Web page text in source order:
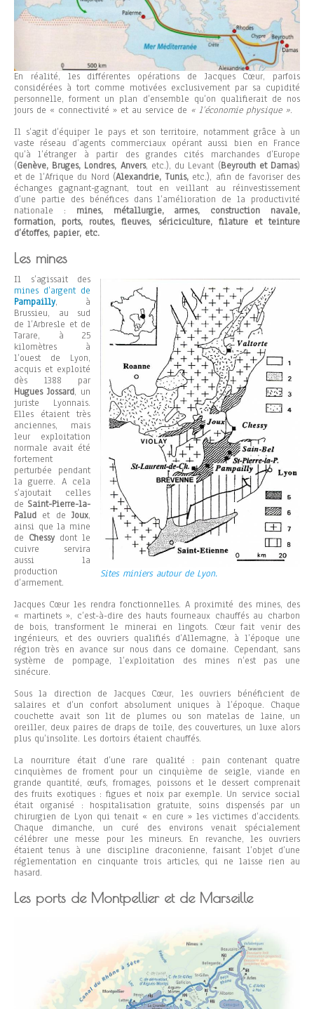
En réalité, les différentes opérations de Jacques Cœur, parfois
considérées à tort comme motivées exclusivement par sa cupidité
personnelle, forment un plan d’ensemble qu’on qualifierait de nos
jours de « connectivité » et au service de « l’économie physique ».
Il s’agit d’équiper le pays et son territoire, notamment grâce à un
vaste réseau d’agents commerciaux opérant aussi bien en France
qu’à l’étranger à partir des grandes cités marchandes d’Europe
(Genève, Bruges, Londres, Anvers, etc.), du Levant (Beyrouth et Damas)
et de l’Afrique du Nord (Alexandrie, Tunis,etc.), afin de favoriser des
échanges gagnant-gagnant, tout en veillant au réinvestissement
d’une partie des bénéfices dans l’amélioration de la productivité
nationale : mines, métallurgie, armes, construction navale,
formation, ports, routes, fleuves, sériciculture, filature et teinture
d’étoffes, papier, etc.
Les mines
Sites miniers autour de Lyon.
Il s’agissait des
mines d’argent de
Pampailly, à
Brussieu, au sud
de l’Arbresle et de
Tarare, à 25
kilomètres à
l’ouest de Lyon,
acquis et exploité
dès 1388 par
Hugues Jossard, un
juriste Lyonnais.
Elles étaient très
anciennes, mais
leur exploitation
normale avait été
fortement
perturbée pendant
la guerre. A cela
s’ajoutait celles
de Saint-Pierre-la-
Palud et de Joux,
ainsi que la mine
de Chessy dont le
cuivre servira
aussi la
production
d’armement.
Jacques Cœur les rendra fonctionnelles. A proximité des mines, des
« martinets », c’est-à-dire des hauts fourneaux chauffés au charbon
de bois, transforment le minerai en lingots. Cœur fait venir des
ingénieurs, et des ouvriers qualifiés d’Allemagne, à l’époque une
région très en avance sur nous dans ce domaine. Cependant, sans
système de pompage, l’exploitation des mines n’est pas une
sinécure.
Sous la direction de Jacques Cœur, les ouvriers bénéficient de
salaires et d’un confort absolu­ment uniques à l’époque. Chaque
couchette avait son lit de plumes ou son matelas de laine, un
oreiller, deux paires de draps de toile, des couvertures, un luxe alors
plus qu’insolite. Les dortoirs étaient chauffés.
La nourriture était d’une rare qualité : pain contenant quatre
cinquièmes de froment pour un cinquième de seigle, viande en
grande quantité, œufs, fromages, poissons et le dessert comprenait
des fruits exotiques : figues et noix par exemple. Un service social
était organisé : hospitalisation gratuite, soins dispensés par un
chirurgien de Lyon qui tenait « en cure » les victimes d’accidents.
Chaque dimanche, un curé des environs venait spécialement
célébrer une messe pour les mineurs. En revanche, les ouvriers
étaient tenus à une discipline draconienne, faisant l’objet d’une
réglementation en cinquante trois articles, qui ne laisse rien au
hasard.
Les ports de Montpellier et de Marseille